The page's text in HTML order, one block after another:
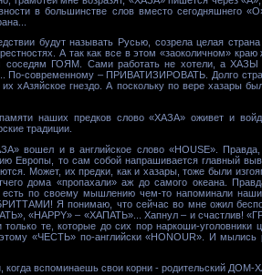
в большинстве слов вместо сегодняшнего
будут называть Русью, созрела целая страна
А так как все в этом «заоколичном»
ГОЯМ. Сами работать не хотели, а ХАЗЫ
По-современному – ПРИВАТИЗИРОВАТЬ. Долго
хАзяйское гнездо. А поскольку по вере хазары
наших предков слово «ХАЗА» оживет и
традиции.
вошел и в английское слово «HOUSE».
Европы, то сам собой напрашивается главный
Может, их предки, как и хазары, тоже были
дома «пропахали» аж до самого океана.
есть по своему мышлению чем-то напоминали
Я понимаю, что сейчас во мне ожил
«HAPPY» – «ХАПАТЬ»... Хапнул – и счастлив!
те, которые до сих пор наркоши-
«ЧЕСТЬ» по-английски «HONOUR». И мылись
когда вспоминаешь свои корни - родительский ДОМ-